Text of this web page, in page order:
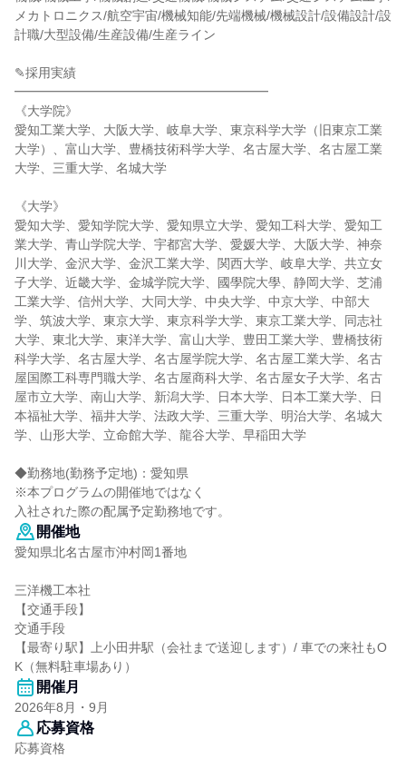
メカトロニクス/航空宇宙/機械知能/先端機械/機械設計/設備設計/設
計職/大型設備/生産設備/生産ライン
✎採用実績
━━━━━━━━━━━━━━━━━━━━
《大学院》
愛知工業大学、大阪大学、岐阜大学、東京科学大学（旧東京工業
大学）、富山大学、豊橋技術科学大学、名古屋大学、名古屋工業
大学、三重大学、名城大学
《大学》
愛知大学、愛知学院大学、愛知県立大学、愛知工科大学、愛知工
業大学、青山学院大学、宇都宮大学、愛媛大学、大阪大学、神奈
川大学、金沢大学、金沢工業大学、関西大学、岐阜大学、共立女
子大学、近畿大学、金城学院大学、國學院大學、静岡大学、芝浦
工業大学、信州大学、大同大学、中央大学、中京大学、中部大
学、筑波大学、東京大学、東京科学大学、東京工業大学、同志社
大学、東北大学、東洋大学、富山大学、豊田工業大学、豊橋技術
科学大学、名古屋大学、名古屋学院大学、名古屋工業大学、名古
屋国際工科専門職大学、名古屋商科大学、名古屋女子大学、名古
屋市立大学、南山大学、新潟大学、日本大学、日本工業大学、日
本福祉大学、福井大学、法政大学、三重大学、明治大学、名城大
学、山形大学、立命館大学、龍谷大学、早稲田大学
◆勤務地(勤務予定地)：愛知県
※本プログラムの開催地ではなく
入社された際の配属予定勤務地です。
開催地
愛知県北名古屋市沖村岡1番地
三洋機工本社
【交通手段】
交通手段
【最寄り駅】上小田井駅（会社まで送迎します）/ 車での来社もO
K（無料駐車場あり）
開催月
2026年8月・9月
応募資格
応募資格